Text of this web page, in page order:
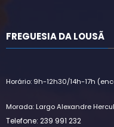
FREGUESIA DA LOUSÃ
Horário: 9h-12h30/14h-17h
Morada: Largo Alexandre
Telefone: 239 991 232